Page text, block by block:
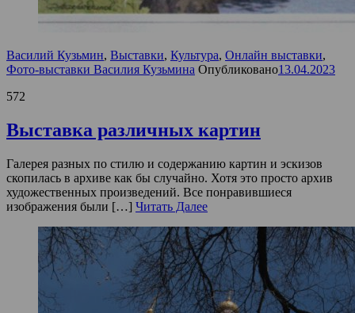
Василий Кузьмин, Выставки, Культура, Онлайн выставки,
Фото-выставки Василия Кузьмина Опубликовано13.04.2023
572
Выставка различных картин
Галерея разных по стилю и содержанию картин и эскизов
скопилась в архиве как бы случайно. Хотя это просто архив
художественных произведений. Все понравившиеся
изображения были […] Читать Далее